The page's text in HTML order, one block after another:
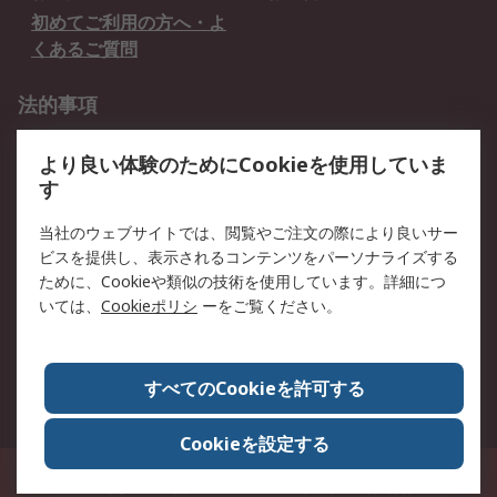
初めてご利用の方へ・よ
くあるご質問
法的事項
クッキーポリシー
RSについて
会社概要
採用情報
プレスリリース＆お知ら
コーポレートサイト
全世界のRS
RSの歴史
ESGへの取り組み（英語）
認証について
〒240-0005 神奈川県横浜市保土ヶ谷区神戸町134番地 横浜ビジネスパーク ウ
より良い体験のためにCookieを使用していま
す
当社のウェブサイトでは、閲覧やご注文の際により良いサー
ビスを提供し、表示されるコンテンツをパーソナライズする
ために、Cookieや類似の技術を使用しています。詳細につ
いては、 Cookieポリシ ーをご覧ください。
すべてのCookieを許可する
Cookieを設定する